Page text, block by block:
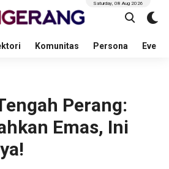
Komunitas Persona Event
Saturday, 08 Aug 2026
Perang:
Emas, Ini